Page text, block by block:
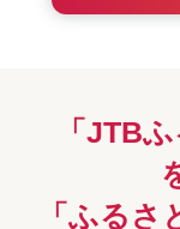
「JTB
「ふるさ